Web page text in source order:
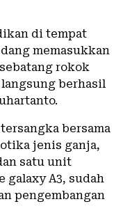
di tempat
memasukkan
rokok
berhasil
bersama
jenis ganja,
satu unit
galaxy A3, sudah
pengembangan